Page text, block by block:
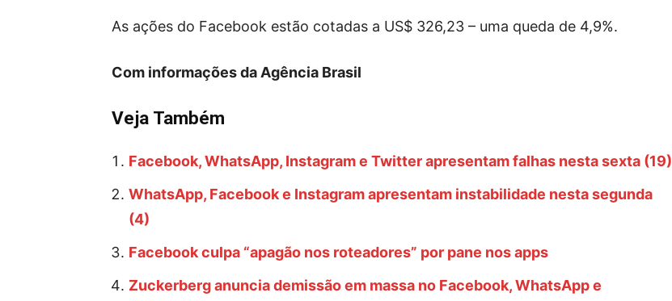
As ações do Facebook estão cotadas a US$ 326,23 – uma queda de 4,9%.
Com informações da Agência Brasil
Veja Também
Facebook, WhatsApp, Instagram e Twitter apresentam falhas nesta sexta (19)
WhatsApp, Facebook e Instagram apresentam instabilidade nesta segunda
(4)
Facebook culpa “apagão nos roteadores” por pane nos apps
Zuckerberg anuncia demissão em massa no Facebook, WhatsApp e